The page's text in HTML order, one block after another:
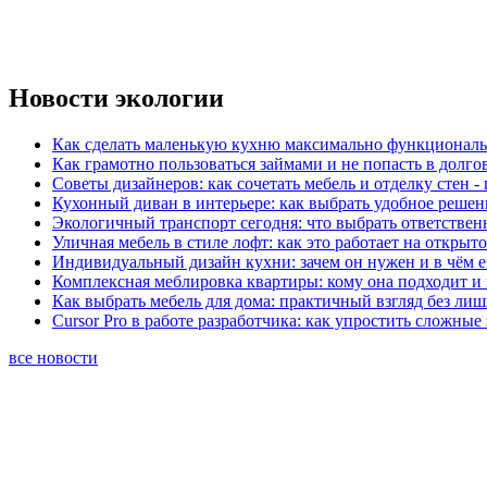
Новости экологии
Как сделать маленькую кухню максимально
Как грамотно пользоваться займами и не попасть в
Советы дизайнеров: как сочетать мебель и отделку стен
Кухонный диван в интерьере: как выбрать удобное
Экологичный транспорт сегодня: что выбрать
Уличная мебель в стиле лофт: как это работает на
Индивидуальный дизайн кухни: зачем он нужен и в чём
Комплексная меблировка квартиры: кому она подходит и
Как выбрать мебель для дома: практичный взгляд без
Cursor Pro в работе разработчика: как упростить
все новости